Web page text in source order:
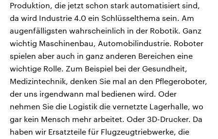
Produktion, die jetzt schon stark automatisiert sind,
da wird Industrie 4.0 ein Schlüsselthema sein. Am
augenfälligsten wahrscheinlich in der Robotik. Ganz
wichtig Maschinenbau, Automobilindustrie. Roboter
spielen aber auch in ganz anderen Bereichen eine
wichtige Rolle. Zum Beispiel bei der Gesundheit,
Medizintechnik, denken Sie mal an den Pflegeroboter,
der uns irgendwann mal bedienen wird. Oder
nehmen Sie die Logistik die vernetzte Lagerhalle, wo
gar kein Mensch mehr arbeitet. Oder 3D-Drucker. Da
haben wir Ersatzteile für Flugzeugtriebwerke, die